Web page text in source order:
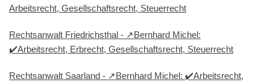
Arbeitsrecht, Gesellschaftsrecht, Steuerrecht
Rechtsanwalt Friedrichsthal - ↗️Bernhard Michel:
✔️Arbeitsrecht, Erbrecht, Gesellschaftsrecht, Steuerrecht
Rechtsanwalt Saarland - ↗️Bernhard Michel: ✔️Arbeitsrecht,